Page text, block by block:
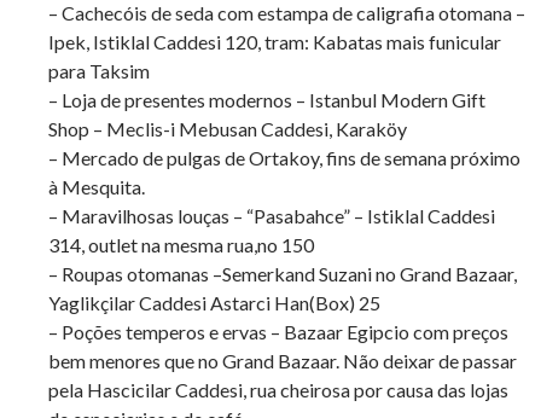
– Cachecóis de seda com estampa de caligrafia otomana –
Ipek, Istiklal Caddesi 120, tram: Kabatas mais funicular
para Taksim
– Loja de presentes modernos – Istanbul Modern Gift
Shop – Meclis-i Mebusan Caddesi, Karaköy
– Mercado de pulgas de Ortakoy, fins de semana próximo
à Mesquita.
– Maravilhosas louças – “Pasabahce” – Istiklal Caddesi
314, outlet na mesma rua,no 150
– Roupas otomanas –Semerkand Suzani no Grand Bazaar,
Yaglikçilar Caddesi Astarci Han(Box) 25
– Poções temperos e ervas – Bazaar Egipcio com preços
bem menores que no Grand Bazaar. Não deixar de passar
pela Hascicilar Caddesi, rua cheirosa por causa das lojas